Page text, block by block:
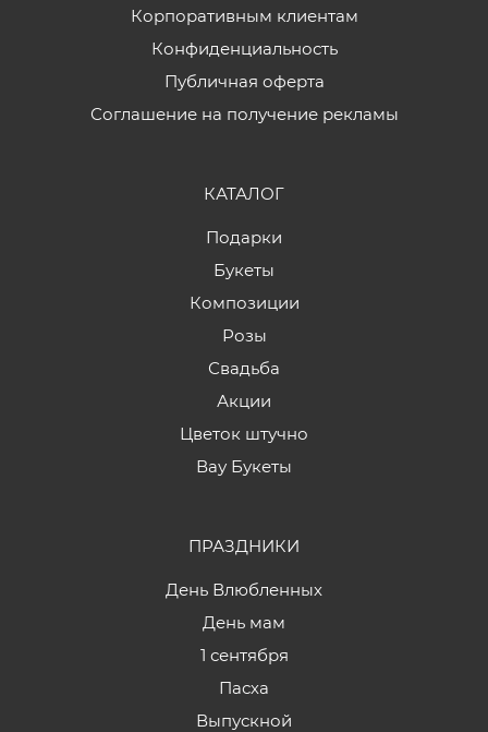
Корпоративным клиентам
Конфиденциальность
Публичная оферта
Соглашение на получение рекламы
КАТАЛОГ
Подарки
Букеты
Композиции
Розы
Свадьба
Акции
Цветок штучно
Вау Букеты
ПРАЗДНИКИ
День Влюбленных
День мам
1 сентября
Пасха
Выпускной